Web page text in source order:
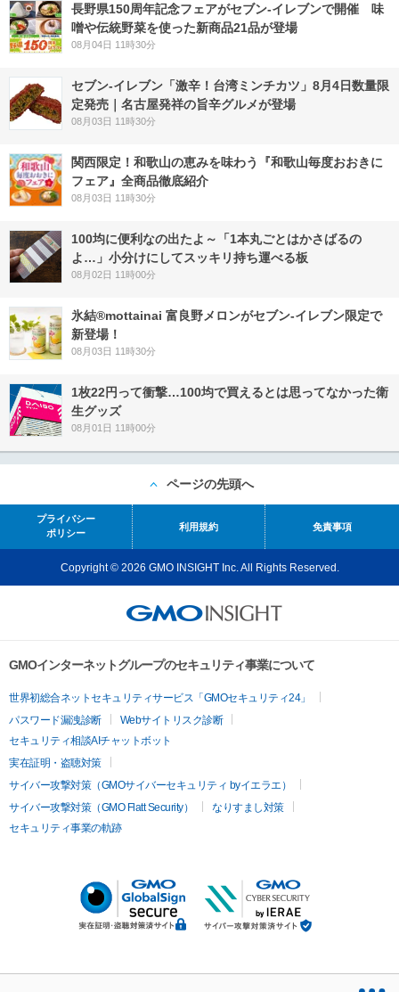
長野県150周年記念フェアがセブン-イレブンで開催 味
噌や伝統野菜を使った新商品21品が登場
08月04日 11時30分
セブン-イレブン「激辛！台湾ミンチカツ」8月4日数量限
定発売｜名古屋発祥の旨辛グルメが登場
08月03日 11時30分
関西限定！和歌山の恵みを味わう『和歌山毎度おおきに
フェア』全商品徹底紹介
08月03日 11時30分
100均に便利なの出たよ～「1本丸ごとはかさばるの
よ…」小分けにしてスッキリ持ち運べる板
08月02日 11時00分
氷結®mottainai 富良野メロンがセブン‐イレブン限定で
新登場！
08月03日 11時30分
1枚22円って衝撃…100均で買えるとは思ってなかった衛
生グッズ
08月01日 11時00分
ページの先頭へ
プライバシー
ポリシー
利用規約 免責事項
Copyright © 2026 GMO INSIGHT Inc. All Rights Reserved.
GMOインターネットグループのセキュリティ事業について
世界初総合ネットセキュリティサービス「GMOセキュリティ24」
パスワード漏洩診断
Webサイトリスク診断
セキュリティ相談AIチャットボット
実在証明・盗聴対策
サイバー攻撃対策（GMOサイバーセキュリティ byイエラエ）
サイバー攻撃対策（GMO Flatt Security）
なりすまし対策
セキュリティ事業の軌跡